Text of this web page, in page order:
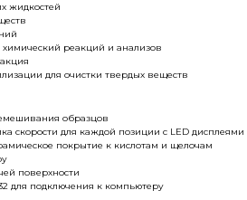
жидкостей
реакций и анализов
для очистки твердых веществ
образцов
скорости для каждой позиции с LED дисплеями
покрытие к кислотам и щелочам
поверхности
для подключения к компьютеру